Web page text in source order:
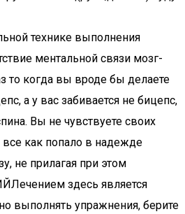
технике выполнения
ментальной связи мозг-
то когда вы вроде бы делаете
а у вас забивается не бицепс,
Вы не чувствуете своих
как попало в надежде
не прилагая при этом
здесь является
выполнять упражнения, берите